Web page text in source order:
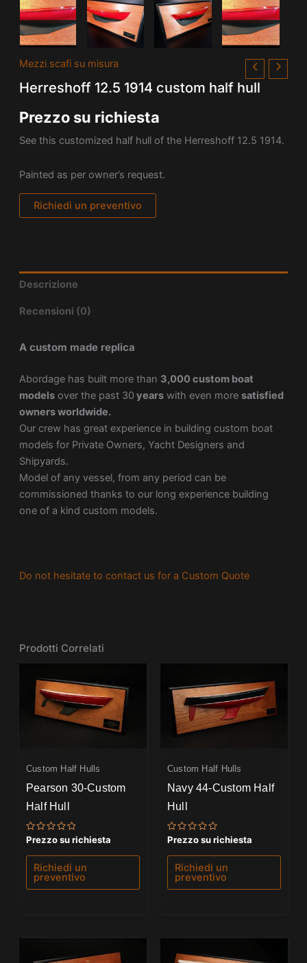
Mezzi scafi su misura
Herreshoff 12.5 1914 custom half hull
Prezzo su richiesta
See this customized half hull of the Herreshoff 12.5 1914.
Painted as per owner’s request.
Richiedi un preventivo
Descrizione
Recensioni (0)
A custom made replica
Abordage has built more than 3,000 custom boat
modelsover the past 30 yearswith even more satisfied
owners worldwide.
Our crew has great experience in building custom boat
models for Private Owners, Yacht Designers and
Shipyards.
Model of any vessel, from any period can be
commissioned thanks to our long experience building
one of a kind custom models.
Do not hesitate to contact us for a Custom Quote
Prodotti Correlati
Custom Half Hulls
Pearson 30-Custom
Half Hull
Valutato
su
Prezzo su richiesta
Richiedi un
preventivo
Custom Half Hulls
Navy 44-Custom Half
Hull
Valutato
su
Prezzo su richiesta
Richiedi un
preventivo